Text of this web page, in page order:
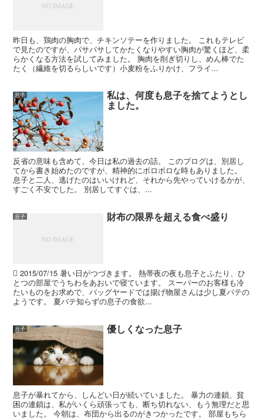
昨日も、鶏肉の胸肉で、チキンソテーを作りました。 これもテレビ
で見たのですが、パサパサしてかたくなりやすい胸肉が驚くほど、柔
らかくなる方法を試してみました。 胸肉を削ぎ切りし、めん棒でた
たく（繊維を切るらしいです）小麦粉をふりかけ、フライ...
息子 私は、何度も息子を捨てようとし
ました。
反省の意味も含めて、今日は私の過去の話。 このブログは、別居し
てから書き始めたのですが、精神的にボロボロな時もありました。
息子と二人、逃げたのはいいけれど、それから先やっていけるかが、
すごく不安でした。 別居してすぐは、...
息子 財布の限界を超える食べ盛り
 2015/07/15 暑い日がつづきます。 熱帯夜の夜も息子とふたり、ひ
とつの部屋でうちわをあおいで寝ています。 スーパーのお客様も冷
たいものをお求めで、バッグヤードでは揚げ物屋さんは少し夏バテの
ようです。 夏バテ知らずの息子の食欲...
息子 優しくなった息子
息子が暴れてから、しんどい日が続いていました。 暴力の連鎖、貧
困の連鎖は、私がいくら頑張っても、断ち切れない、もう無理だと思
いました。 今朝は、布団から出るのがきつかったです。 部屋もちら